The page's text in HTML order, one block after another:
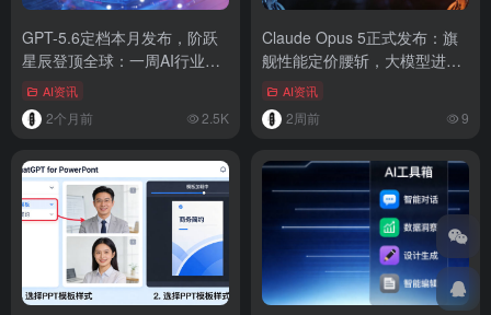
GPT-5.6定档本月发布，阶跃
星辰登顶全球：一周AI行业大
事盘点
AI资讯
2个月前 2.5K
Claude Opus 5正式发布：旗
舰性能定价腰斩，大模型进入
性价比厮杀时代
AI资讯
2周前 9